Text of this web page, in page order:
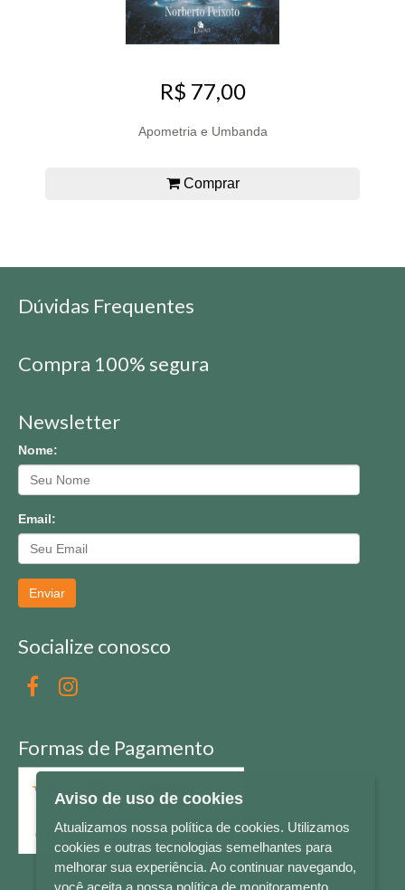
R$ 77,00
Apometria e Umbanda
Comprar
Dúvidas Frequentes
Compra 100% segura
Newsletter
Nome:
Email:
Enviar
Socialize conosco
Formas de Pagamento
Aviso de uso de cookies
Atualizamos nossa política de cookies. Utilizamos
cookies e outras tecnologias semelhantes para
melhorar sua experiência. Ao continuar navegando,
você aceita a nossa política de monitoramento.